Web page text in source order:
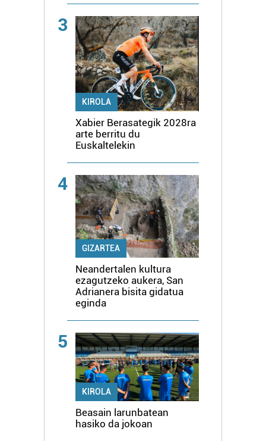
3
KIROLA
Xabier Berasategik 2028ra
arte berritu du
Euskaltelekin
4
GIZARTEA
Neandertalen kultura
ezagutzeko aukera, San
Adrianera bisita gidatua
eginda
5
KIROLA
Beasain larunbatean
hasiko da jokoan